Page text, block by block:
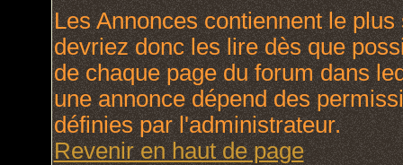
Les Annonces contiennent le
devriez donc les lire dès que
de chaque page du forum dans
une annonce dépend des
définies par l'administrateur.
Revenir en haut de page